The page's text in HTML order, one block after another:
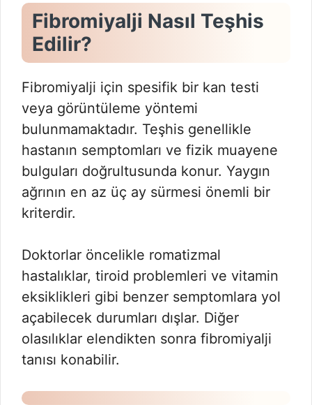
Fibromiyalji Nasıl Teşhis
Edilir?
Fibromiyalji için spesifik bir kan testi
veya görüntüleme yöntemi
bulunmamaktadır. Teşhis genellikle
hastanın semptomları ve fizik muayene
bulguları doğrultusunda konur. Yaygın
ağrının en az üç ay sürmesi önemli bir
kriterdir.
Doktorlar öncelikle romatizmal
hastalıklar, tiroid problemleri ve vitamin
eksiklikleri gibi benzer semptomlara yol
açabilecek durumları dışlar. Diğer
olasılıklar elendikten sonra fibromiyalji
tanısı konabilir.